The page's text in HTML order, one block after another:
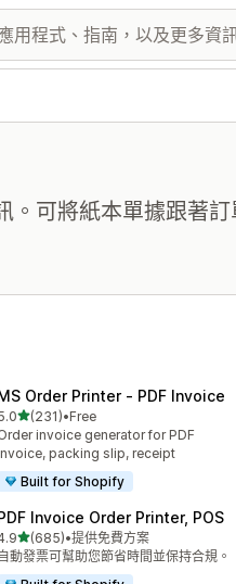
可將紙本單據跟著
Order Printer ‑ PDF Invoice
滿分 5 顆星
(231)
有 231 則評價
•Free
invoice generator for PDF
packing slip, receipt
Built for Shopify
Invoice Order Printer, POS
滿分 5 顆星
(685)
有 685 則評價
•提供免費方案
自動發票可幫助您節省時間並保持合規。